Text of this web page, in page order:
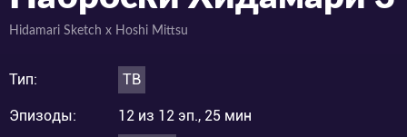
Hidamari Sketch x Hoshi Mittsu
Тип: ТВ
Эпизоды:
12 из 12 эп., 25 мин